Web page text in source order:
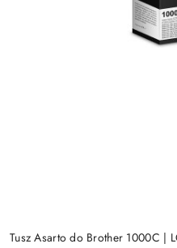
Tusz Asarto do Brother 1000C |